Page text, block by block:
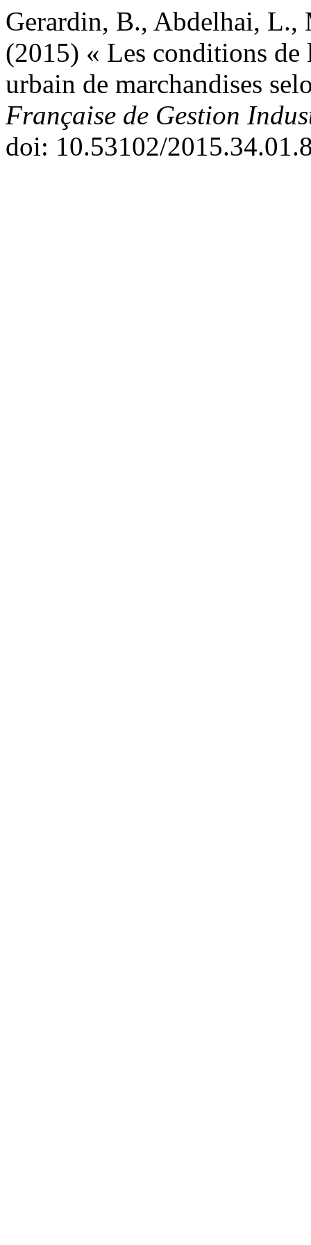
Gerardin, B., Abdelhai,
(2015) « Les conditions
urbain de marchandises
Française de Gestion
doi: 10.53102/